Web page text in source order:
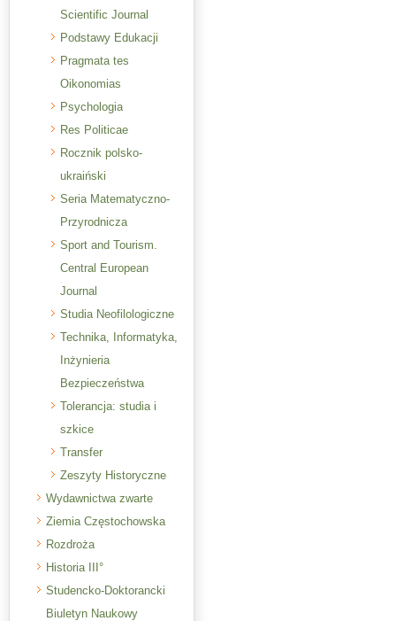
Scientific Journal
Podstawy Edukacji
Pragmata tes
Oikonomias
Psychologia
Res Politicae
Rocznik polsko-
ukraiński
Seria Matematyczno-
Przyrodnicza
Sport and Tourism.
Central European
Journal
Studia Neofilologiczne
Technika, Informatyka,
Inżynieria
Bezpieczeństwa
Tolerancja: studia i
szkice
Transfer
Zeszyty Historyczne
Wydawnictwa zwarte
Ziemia Częstochowska
Rozdroża
Historia III°
Studencko-Doktorancki
Biuletyn Naukowy